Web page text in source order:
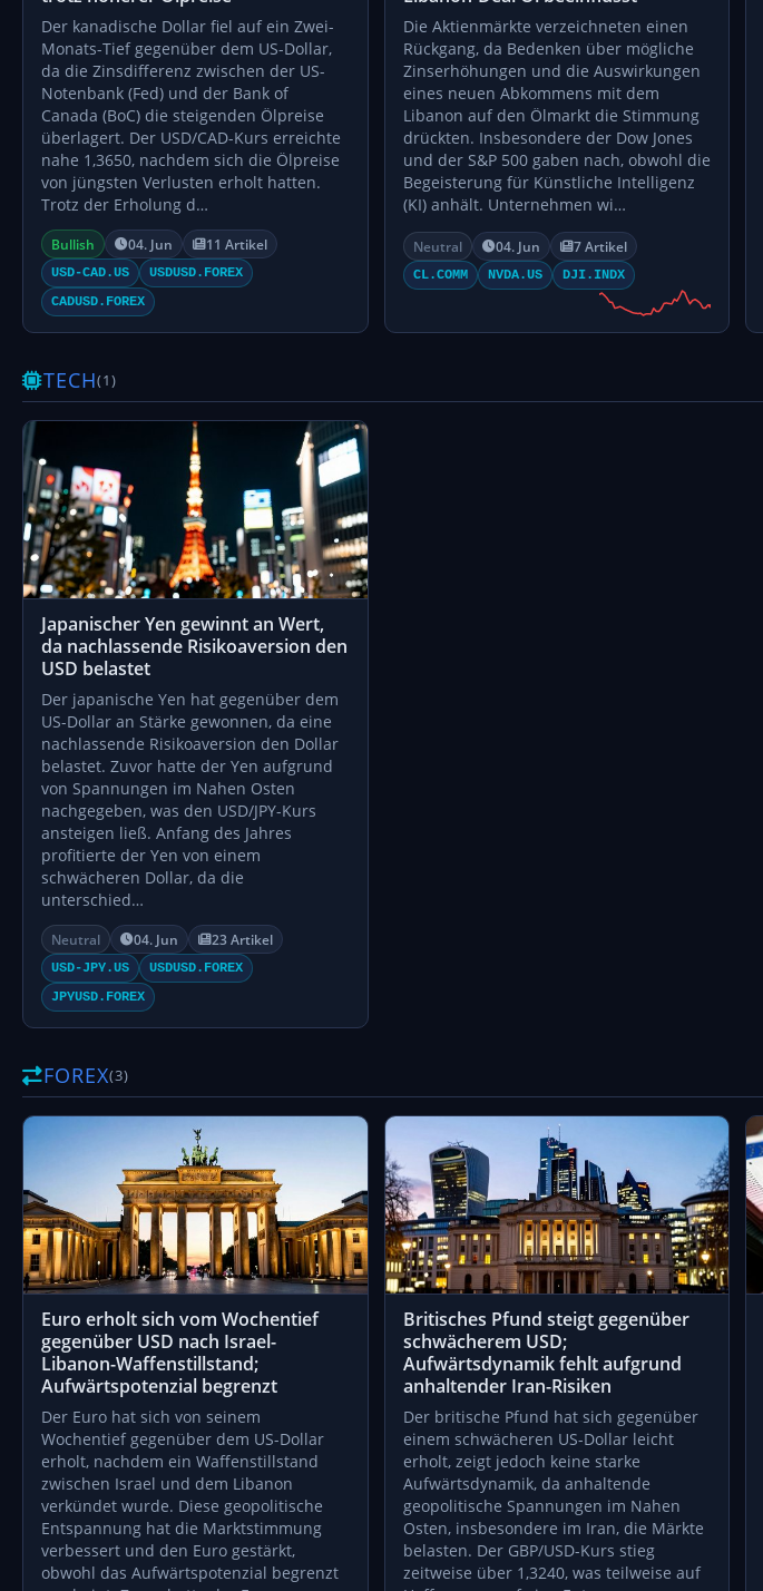
Der kanadische Dollar fiel auf ein Zwei-
Monats-Tief gegenüber dem US-Dollar,
da die Zinsdifferenz zwischen der US-
Notenbank (Fed) und der Bank of
Canada (BoC) die steigenden Ölpreise
überlagert. Der USD/CAD-Kurs erreichte
nahe 1,3650, nachdem sich die Ölpreise
von jüngsten Verlusten erholt hatten.
Trotz der Erholung d…
Bullish 04. Jun 11 Artikel
USD-CAD.US
USDUSD.FOREX
CADUSD.FOREX
Die Aktienmärkte verzeichneten einen
Rückgang, da Bedenken über mögliche
Zinserhöhungen und die Auswirkungen
eines neuen Abkommens mit dem
Libanon auf den Ölmarkt die Stimmung
drückten. Insbesondere der Dow Jones
und der S&P 500 gaben nach, obwohl die
Begeisterung für Künstliche Intelligenz
(KI) anhält. Unternehmen wi…
Neutral 04. Jun 7 Artikel
CL.COMM NVDA.US DJI.INDX
TECH(1)
Japanischer Yen gewinnt an Wert,
da nachlassende Risikoaversion den
USD belastet
Der japanische Yen hat gegenüber dem
US-Dollar an Stärke gewonnen, da eine
nachlassende Risikoaversion den Dollar
belastet. Zuvor hatte der Yen aufgrund
von Spannungen im Nahen Osten
nachgegeben, was den USD/JPY-Kurs
ansteigen ließ. Anfang des Jahres
profitierte der Yen von einem
schwächeren Dollar, da die
unterschied…
Neutral 04. Jun 23 Artikel
USD-JPY.US
USDUSD.FOREX
JPYUSD.FOREX
FOREX(3)
Euro erholt sich vom Wochentief
gegenüber USD nach Israel-
Libanon-Waffenstillstand;
Aufwärtspotenzial begrenzt
Der Euro hat sich von seinem
Wochentief gegenüber dem US-Dollar
erholt, nachdem ein Waffenstillstand
zwischen Israel und dem Libanon
verkündet wurde. Diese geopolitische
Entspannung hat die Marktstimmung
verbessert und den Euro gestärkt,
obwohl das Aufwärtspotenzial begrenzt
Britisches Pfund steigt gegenüber
schwächerem USD;
Aufwärtsdynamik fehlt aufgrund
anhaltender Iran-Risiken
Der britische Pfund hat sich gegenüber
einem schwächeren US-Dollar leicht
erholt, zeigt jedoch keine starke
Aufwärtsdynamik, da anhaltende
geopolitische Spannungen im Nahen
Osten, insbesondere im Iran, die Märkte
belasten. Der GBP/USD-Kurs stieg
zeitweise über 1,3240, was teilweise auf